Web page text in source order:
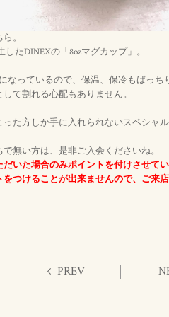
。
たDINEXの「8ozマグカップ」。
なっているので、保温、保冷もばっち
て割れる心配もありません。
た方しか手に入れられないスペシャル
無い方は、是非ご入会くださいね。
いた場合のみポイントを付けさせてい
つけることが出来ませんので、ご来
PREV